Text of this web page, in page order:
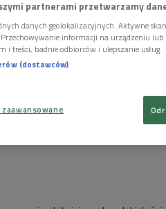
partnerami przetwarzamy
danych geolokalizacyjnych. Aktywne
informacji na urządzeniu lub
i treści, badnie odbiorców i ulepszanie usług.
(dostawców)